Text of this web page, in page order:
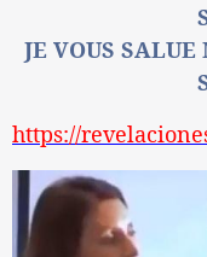
JE VOUS SALUE
https://